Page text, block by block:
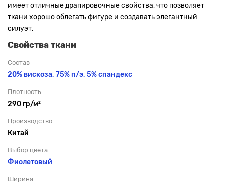
имеет отличные драпировочные свойства, что позволяет
ткани хорошо облегать фигуре и создавать элегантный
силуэт.
Свойства ткани
Состав
20% вискоза, 75% п/э, 5% спандекс
Плотность
290 гр/м²
Производство
Китай
Выбор цвета
Фиолетовый
Ширина